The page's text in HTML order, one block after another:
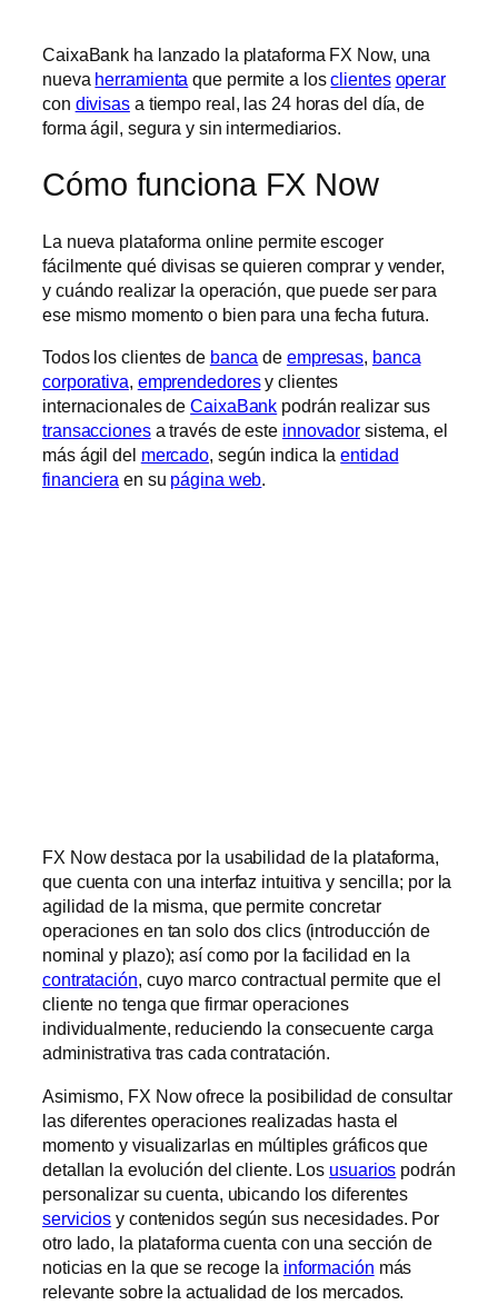
CaixaBank ha lanzado la plataforma FX Now, una
nueva herramienta que permite a losclientes operar
con divisasa tiempo real, las 24 horas del día, de
forma ágil, segura y sin intermediarios.
Cómo funciona FX Now
La nueva plataforma online permite escoger
fácilmente qué divisas se quieren comprar y vender,
y cuándo realizar la operación, que puede ser para
ese mismo momento o bien para una fecha futura.
Todos los clientes de banca de empresas, banca
corporativa, emprendedoresy clientes
internacionales deCaixaBank podrán realizar sus
transaccionesa través de este innovador sistema, el
más ágil del mercado, según indica laentidad
financiera en su página web.
FX Now destaca por la usabilidad de la plataforma,
que cuenta con una interfaz intuitiva y sencilla; por la
agilidad de la misma, que permite concretar
operaciones en tan solo dos clics (introducción de
nominal y plazo); así como por la facilidad en la
contratación, cuyo marco contractual permite que el
cliente no tenga que firmar operaciones
individualmente, reduciendo la consecuente carga
administrativa tras cada contratación.
Asimismo, FX Now ofrece la posibilidad de consultar
las diferentes operaciones realizadas hasta el
momento y visualizarlas en múltiples gráficos que
detallan la evolución del cliente. Los usuarios podrán
personalizar su cuenta, ubicando los diferentes
servicios y contenidos según sus necesidades. Por
otro lado, la plataforma cuenta con una sección de
noticias en la que se recoge la información más
relevante sobre la actualidad de los mercados.